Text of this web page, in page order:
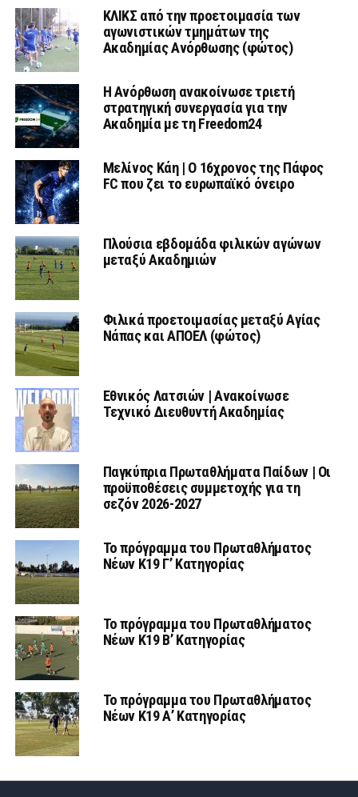
ΚΛΙΚΣ από την προετοιμασία των
αγωνιστικών τμημάτων της
Ακαδημίας Ανόρθωσης (φώτος)
Η Ανόρθωση ανακοίνωσε τριετή
στρατηγική συνεργασία για την
Ακαδημία με τη Freedom24
Μελίνος Κάη | Ο 16χρονος της Πάφος
FC που ζει το ευρωπαϊκό όνειρο
Πλούσια εβδομάδα φιλικών αγώνων
μεταξύ Ακαδημιών
Φιλικά προετοιμασίας μεταξύ Αγίας
Νάπας και ΑΠΟΕΛ (φώτος)
Εθνικός Λατσιών | Ανακοίνωσε
Τεχνικό Διευθυντή Ακαδημίας
Παγκύπρια Πρωταθλήματα Παίδων | Οι
προϋποθέσεις συμμετοχής για τη
σεζόν 2026-2027
Το πρόγραμμα του Πρωταθλήματος
Νέων Κ19 Γ’ Κατηγορίας
Το πρόγραμμα του Πρωταθλήματος
Νέων Κ19 Β’ Κατηγορίας
Το πρόγραμμα του Πρωταθλήματος
Νέων Κ19 Α’ Κατηγορίας